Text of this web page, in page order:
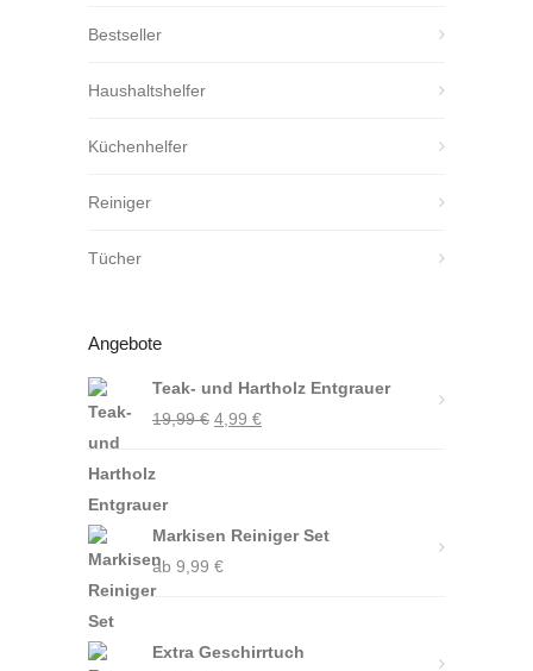
Bestseller
Haushaltshelfer
Küchenhelfer
Reiniger
Tücher
Angebote
Teak- und Hartholz Entgrauer
19,99€ Ursprünglicher
4,99 €Aktueller
Markisen Reiniger Set
ab 9,99 €
Extra Geschirrtuch